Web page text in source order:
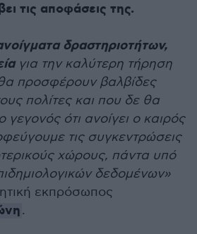
τις αποφάσεις της.
δραστηριοτήτων,
για την καλύτερη τήρηση
προσφέρουν βαλβίδες
πολίτες και που δε θα
ότι ανοίγει ο καιρός
τις συγκεντρώσεις
χώρους, πάντα υπό
δεδομένων»
εκπρόσωπος
.